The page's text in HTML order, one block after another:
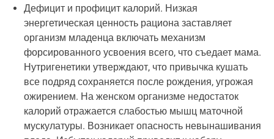
Дефицит и профицит калорий. Низкая
энергетическая ценность рациона заставляет
организм младенца включать механизм
форсированного усвоения всего, что съедает мама.
Нутригенетики утверждают, что привычка кушать
все подряд сохраняется после рождения, угрожая
ожирением. На женском организме недостаток
калорий отражается слабостью мышц маточной
мускулатуры. Возникает опасность невынашивания